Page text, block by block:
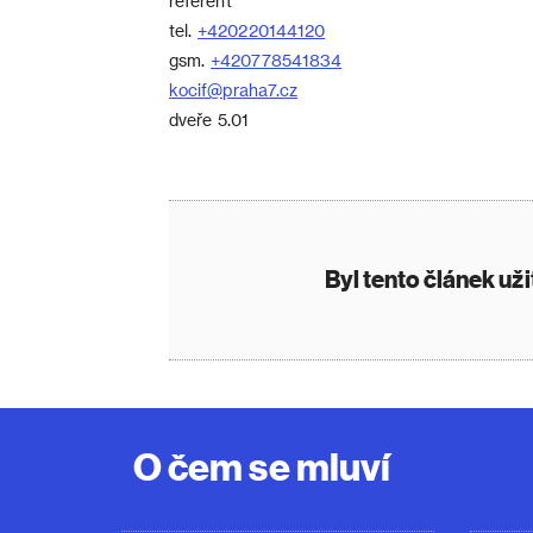
tel.+420220144120
gsm.+420778541834
kocif@praha7.cz
dveře 5.01
Byl tento článek
O čem se mluví